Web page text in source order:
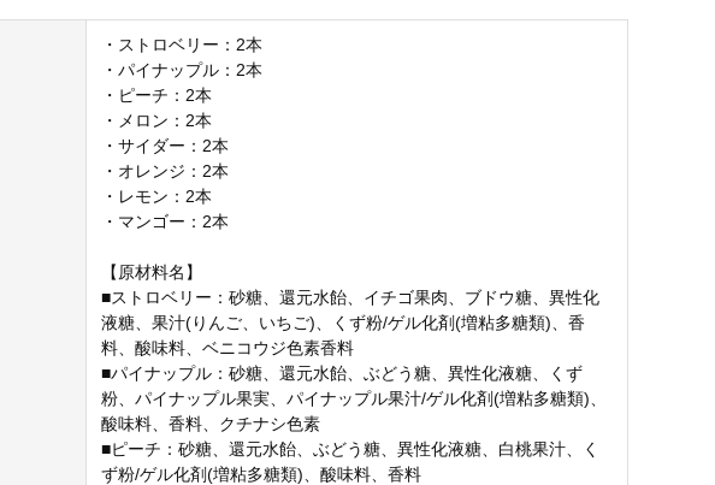
・ストロベリー：2本
・パイナップル：2本
・ピーチ：2本
・メロン：2本
・サイダー：2本
・オレンジ：2本
・レモン：2本
・マンゴー：2本
【原材料名】
■ストロベリー：砂糖、還元水飴、イチゴ果肉、ブドウ糖、異性化
液糖、果汁(りんご、いちご)、くず粉/ゲル化剤(増粘多糖類)、香
料、酸味料、ベニコウジ色素香料
■パイナップル：砂糖、還元水飴、ぶどう糖、異性化液糖、くず
粉、パイナップル果実、パイナップル果汁/ゲル化剤(増粘多糖類)、
酸味料、香料、クチナシ色素
■ピーチ：砂糖、還元水飴、ぶどう糖、異性化液糖、白桃果汁、く
ず粉/ゲル化剤(増粘多糖類)、酸味料、香料